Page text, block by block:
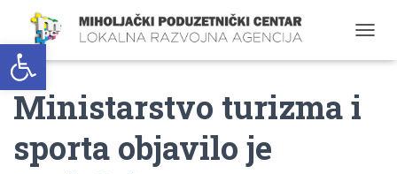
Open toolbar
O
Ministarstvo turizma i
sporta objavilo je